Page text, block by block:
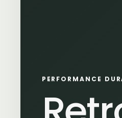
PERFORMANCE